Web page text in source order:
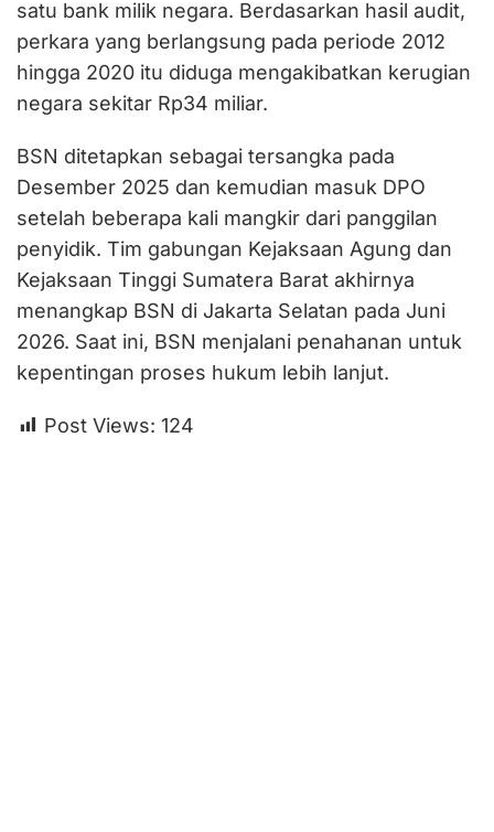
satu bank milik negara. Berdasarkan hasil audit,
perkara yang berlangsung pada periode 2012
hingga 2020 itu diduga mengakibatkan kerugian
negara sekitar Rp34 miliar.
BSN ditetapkan sebagai tersangka pada
Desember 2025 dan kemudian masuk DPO
setelah beberapa kali mangkir dari panggilan
penyidik. Tim gabungan Kejaksaan Agung dan
Kejaksaan Tinggi Sumatera Barat akhirnya
menangkap BSN di Jakarta Selatan pada Juni
2026. Saat ini, BSN menjalani penahanan untuk
kepentingan proses hukum lebih lanjut.
Post Views: 124